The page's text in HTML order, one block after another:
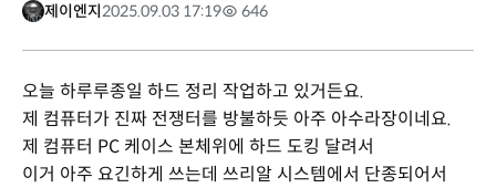
제이엔지2025.09.03 17:19 646
오늘 하루루종일 하드 정리 작업하고 있거든요.
제 컴퓨터가 진짜 전쟁터를 방불하듯 아주 아수라장이네요.
제 컴퓨터 PC 케이스 본체위에 하드 도킹 달려서
이거 아주 요긴하게 쓰는데 쓰리알 시스템에서 단종되어서